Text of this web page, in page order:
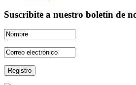
Suscribite a nuestro boletín de